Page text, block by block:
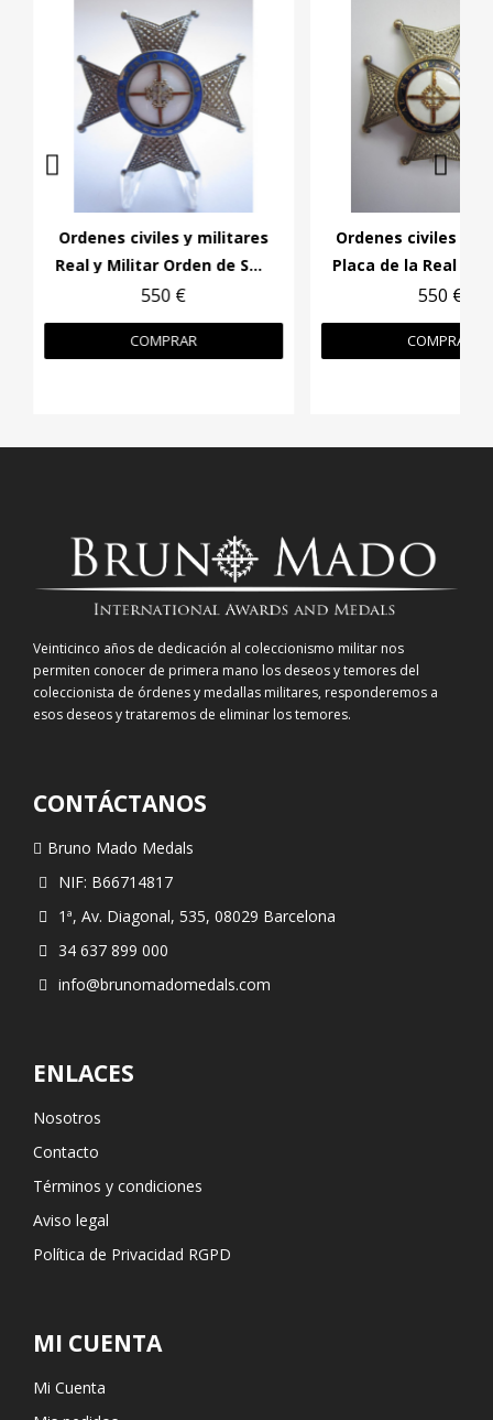
Ordenes civiles y militares
Real y Militar Orden de San Fernando
550 €
COMPRAR
Ordenes civiles y
550 €
COMPRAR
Veinticinco años de dedicación al coleccionismo militar nos
permiten conocer de primera mano los deseos y temores del
coleccionista de órdenes y medallas militares, responderemos a
esos deseos y trataremos de eliminar los temores.
CONTÁCTANOS
Bruno Mado Medals
NIF: B66714817
1ª, Av. Diagonal, 535, 08029 Barcelona
34 637 899 000
info@brunomadomedals.com
ENLACES
Nosotros
Contacto
Términos y condiciones
Aviso legal
Política de Privacidad RGPD
MI CUENTA
Mi Cuenta